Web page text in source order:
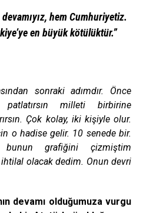
devamıyız, hem Cumhuriyetiz.
en büyük kötülüktür.”
sonraki adımdır. Önce
milleti birbirine
Çok kolay, iki kişiyle olur.
o hadise gelir. 10 senede bir.
bunun grafiğini çizmiştim
olacak dedim. Onun devri
devamı olduğumuza vurgu